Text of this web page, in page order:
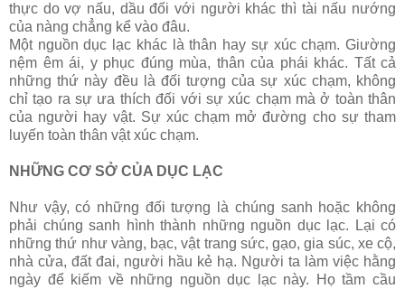
thực do vợ nấu, dầu đối với người khác thì tài nấu nướng
của nàng chẳng kể vào đâu.
Một nguồn dục lạc khác là thân hay sự xúc chạm. Giường
nệm êm ái, y phục đúng mùa, thân của phái khác. Tất cả
những thứ này đều là đối tượng của sự xúc chạm, không
chỉ tạo ra sự ưa thích đối với sự xúc chạm mà ở toàn thân
của người hay vật. Sự xúc chạm mở đường cho sự tham
luyến toàn thân vật xúc chạm.
NHỮNG CƠ SỞ CỦA DỤC LẠC
Như vậy, có những đối tượng là chúng sanh hoặc không
phải chúng sanh hình thành những nguồn dục lạc. Lại có
những thứ như vàng, bạc, vật trang sức, gạo, gia súc, xe cộ,
nhà cửa, đất đai, người hầu kẻ hạ. Người ta làm việc hằng
ngày để kiếm về những nguồn dục lạc này. Họ tầm cầu